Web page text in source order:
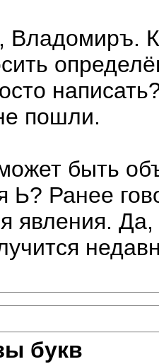
Владомиръ.
пошли.
быть
Ь? Ранее
явления.
букв